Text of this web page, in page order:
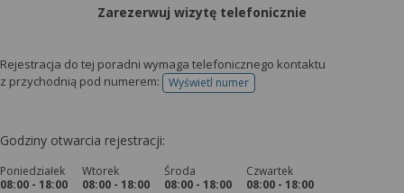
Zarezerwuj wizytę telefonicznie
Rejestracja do tej poradni wymaga telefonicznego kontaktu
z przychodnią pod numerem:
Wyświetl numertelefonu do rejestracji
Godziny otwarcia rejestracji:
Poniedziałek
08:00 - 18:00
Wtorek
08:00 - 18:00
Środa
08:00 - 18:00
Czwartek
08:00 - 18:00